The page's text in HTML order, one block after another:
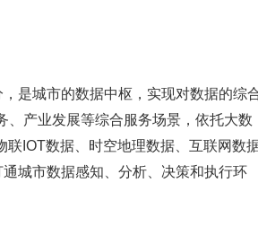
是城市的数据中枢，实现对数据的综
、产业发展等综合服务场景，依托大数
IOT数据、时空地理数据、互联网数
城市数据感知、分析、决策和执行环